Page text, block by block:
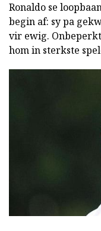
Ronaldo se
begin af: sy pa
vir ewig.
hom in sterkste